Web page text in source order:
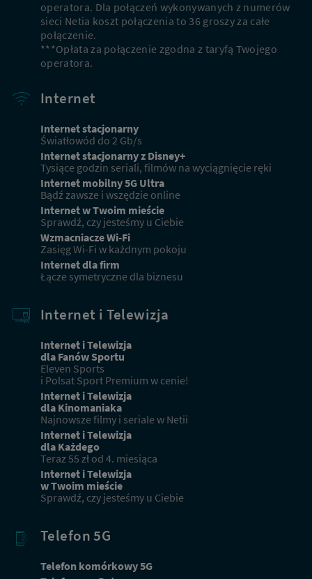
operatora. Dla połączeń wykonywanych z numerów
sieci Netia koszt połączenia to 36 groszy za całe
połączenie.
***Opłata za połączenie zgodna z taryfą Twojego
operatora.
Internet
Internet stacjonarny
Światłowód do 2 Gb/s
Internet stacjonarny z Disney+
Tysiące godzin seriali, filmów na wyciągnięcie ręki
Internet mobilny 5G Ultra
Bądź zawsze i wszędzie online
Internet w Twoim mieście
Sprawdź, czy jesteśmy u Ciebie
Wzmacniacze Wi-Fi
Zasięg Wi-Fi w każdnym pokoju
Internet dla firm
Łącze symetryczne dla biznesu
Internet i Telewizja
Internet i Telewizja
dla Fanów Sportu
Eleven Sports
i Polsat Sport Premium w cenie!
Internet i Telewizja
dla Kinomaniaka
Najnowsze filmy i seriale w Netii
Internet i Telewizja
dla Każdego
Teraz 55 zł od 4. miesiąca
Internet i Telewizja
w Twoim mieście
Sprawdź, czy jesteśmy u Ciebie
Telefon 5G
Telefon komórkowy 5G